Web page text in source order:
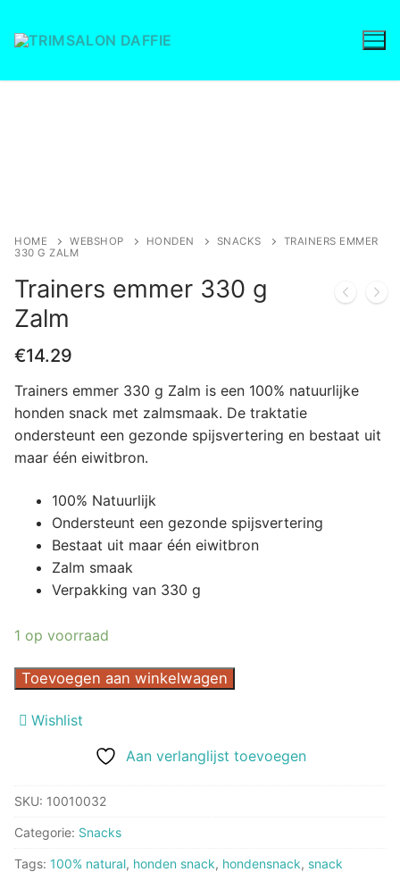
naar
inhoud
HOME WEBSHOP HONDEN SNACKS
TRAINERS EMMER
330 G ZALM
Trainers emmer 330 g
Zalm
€14.29
Trainers emmer 330 g Zalm is een 100% natuurlijke
honden snack met zalmsmaak. De traktatie
ondersteunt een gezonde spijsvertering en bestaat uit
maar één eiwitbron.
100% Natuurlijk
Ondersteunt een gezonde spijsvertering
Bestaat uit maar één eiwitbron
Zalm smaak
Verpakking van 330 g
1 op voorraad
Trainers
330
Toevoegen aan winkelwagen
Wishlist
Aan verlanglijst toevoegen
SKU: 10010032
Categorie: Snacks
Tags: 100% natural, honden snack, hondensnack, snack